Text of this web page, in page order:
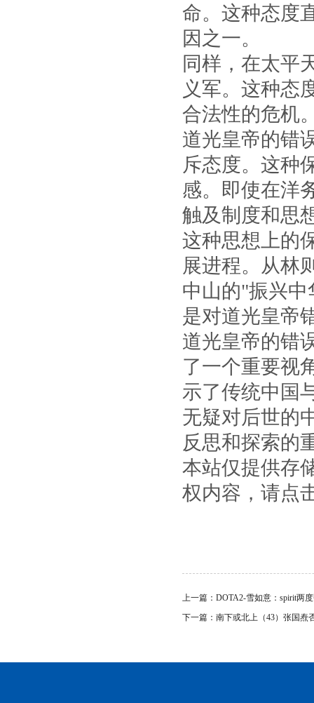
命。这种态度
因之一。
同样，在太平
义军。这种态
合法性的危机
道光皇帝的错
斥态度。这种
感。即使在洋
触及制度和思
这种思想上的
展进程。从林
中山的"振兴
是对道光皇帝
道光皇帝的错
了一个重要视
示了传统中国
无疑对后世的
反思和探索的
本站仅提供存
权内容，请点
上一篇： DOTA2-雪如意：spirit两
下一篇： 南下或北上（43）张国焘